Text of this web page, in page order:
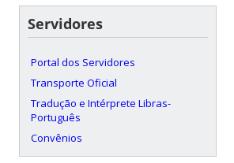
Servidores
Portal dos Servidores
Transporte Oficial
Tradução e Intérprete Libras-
Português
Convênios